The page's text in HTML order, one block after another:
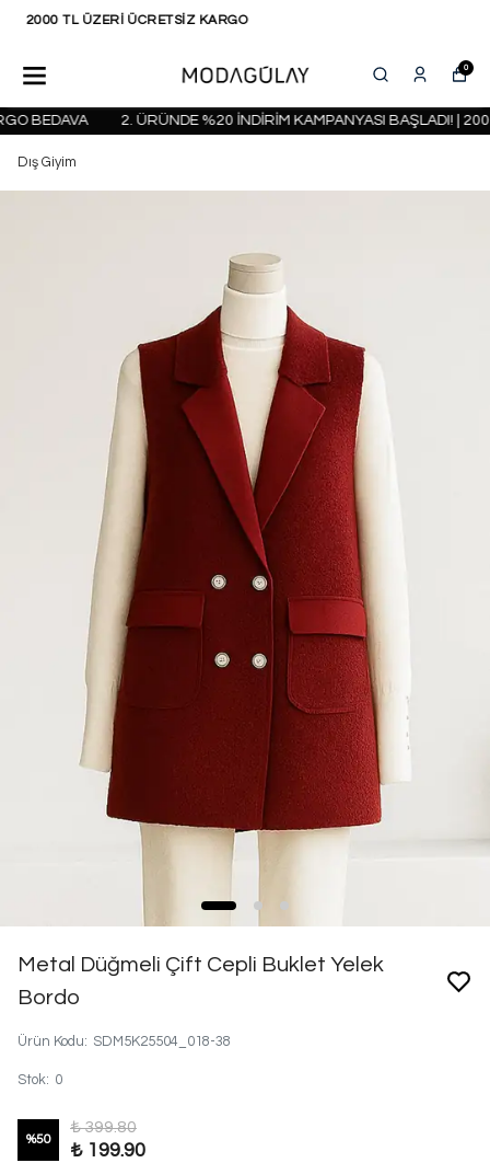
KAPIDA ÖDEME SEÇENEĞİ
0
BEDAVA 2. ÜRÜNDE %20 İNDİRİM KAMPANYASI BAŞLADI! | 2000
Dış Giyim
Metal Düğmeli Çift Cepli Buklet Yelek
Bordo
Ürün Kodu: SDM5K25504_018-38
Stok: 0
%50
₺ 399.80
₺ 199.90